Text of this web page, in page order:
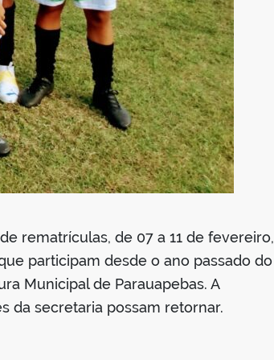
rematrículas, de 07 a 11 de fevereiro,
participam desde o ano passado do
Municipal de Parauapebas. A
da secretaria possam retornar.